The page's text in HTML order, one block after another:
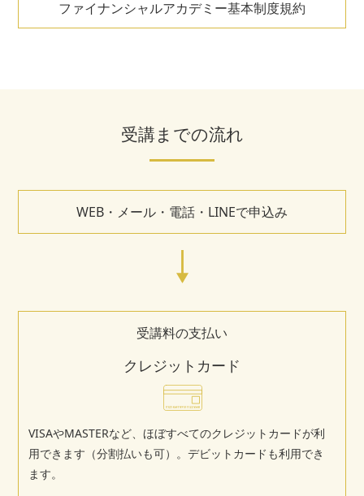
ファイナンシャルアカデミー基本制度規約
受講までの流れ
WEB・メール・電話・LINEで申込み
受講料の支払い
クレジットカード
VISAやMASTERなど、ほぼすべてのクレジットカードが利
用できます（分割払いも可）。デビットカードも利用でき
ます。